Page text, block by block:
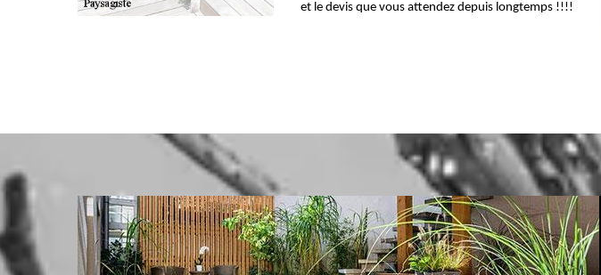
et le devis que vous attendez depuis longtemps !!!!